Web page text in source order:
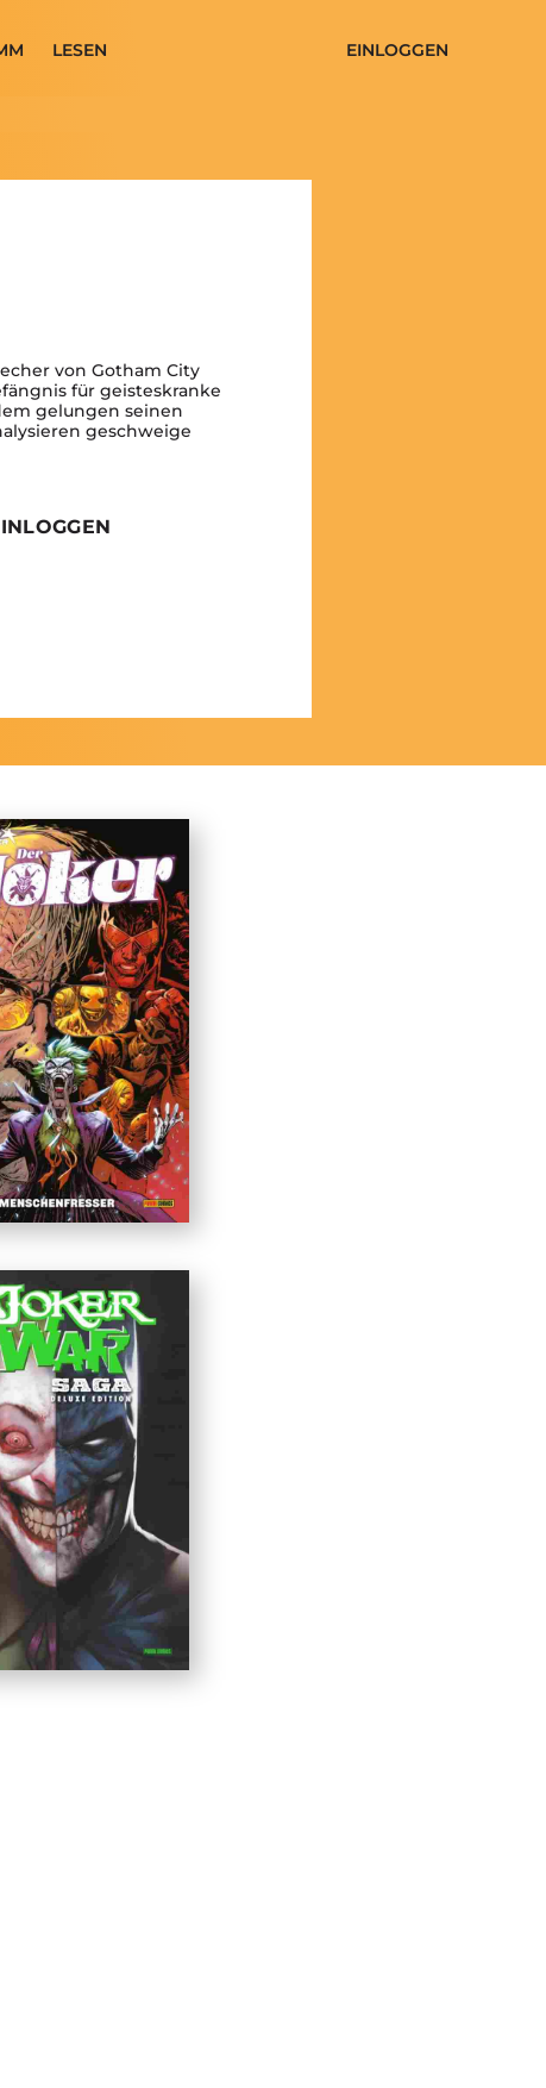
LESEN EINLOGGEN
von Gotham City
für geisteskranke
gelungen seinen
geschweige